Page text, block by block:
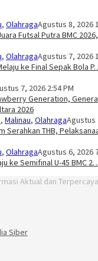
, OlahragaAgustus 8, 2026
Futsal Putra BMC
, OlahragaAgustus 7, 2026
ke Final Sepak Bola
7, 2026 2:54 PM
Generation,
, Malinau, OlahragaAgustus
Serahkan THB,
, OlahragaAgustus 6, 2026
ke Semifinal U-45 BMC
Siber